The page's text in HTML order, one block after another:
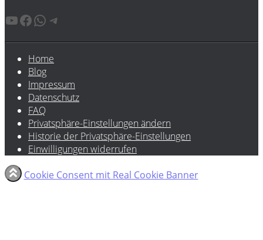
YouTube
Facebook
WhatsApp
Telegram
Home
Blog
Impressum
Datenschutz
FAQ
Privatsphäre-Einstellungen ändern
Historie der Privatsphäre-Einstellungen
Einwilligungen widerrufen
Cookie Consent mit Real Cookie Banner